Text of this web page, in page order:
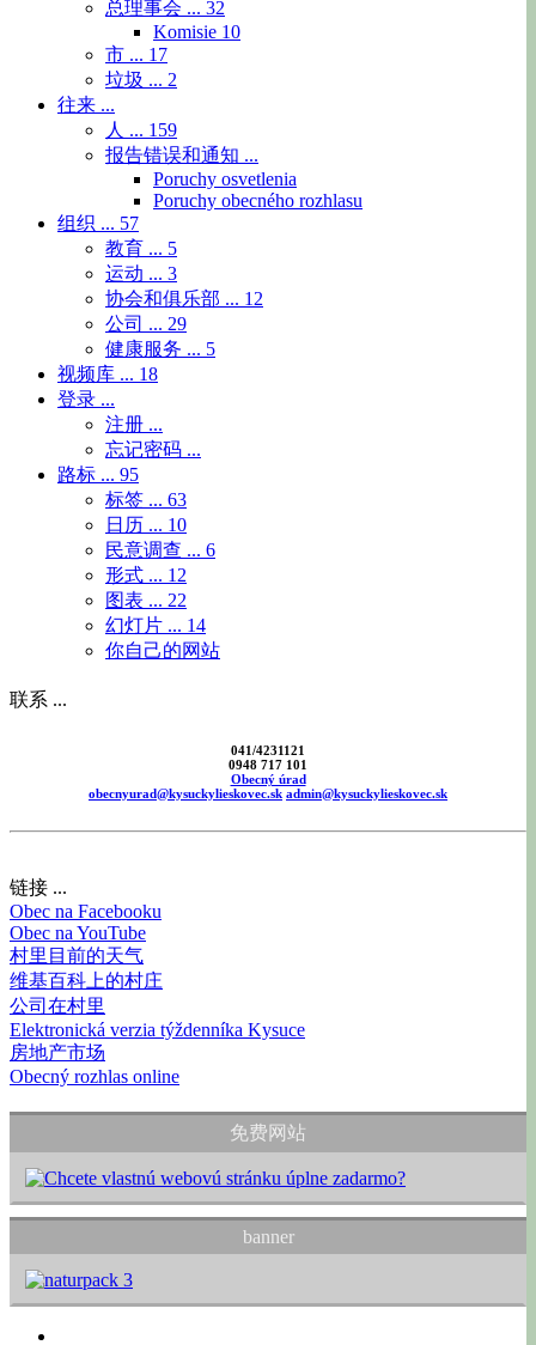
总理事会 ... 32
Komisie 10
市 ... 17
垃圾 ... 2
往来 ...
人 ... 159
报告错误和通知 ...
Poruchy osvetlenia
Poruchy obecného rozhlasu
组织 ... 57
教育 ... 5
运动 ... 3
协会和俱乐部 ... 12
公司 ... 29
健康服务 ... 5
视频库 ... 18
登录 ...
注册 ...
忘记密码 ...
路标 ... 95
标签 ... 63
日历 ... 10
民意调查 ... 6
形式 ... 12
图表 ... 22
幻灯片 ... 14
你自己的网站
联系 ...
041/4231121
0948 717 101
Obecný úrad
obecnyurad@kysuckylieskovec.sk admin@kysuckylieskovec.sk
链接 ...
Obec na Facebooku
Obec na YouTube
村里目前的天气
维基百科上的村庄
公司在村里
Elektronická verzia týždenníka Kysuce
房地产市场
Obecný rozhlas online
免费网站
banner